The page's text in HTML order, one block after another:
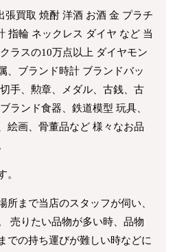
張買取 焼酎 洋酒 お酒 金 プラチ
指輪 ネックレス ダイヤ など 当
ラスの10万点以上 ダイヤモン
、ブランド時計 ブランドバッ
手、勲章、メダル、古銭、古
ランド食器、鉄道模型 玩具、
絵画、骨董品など 様々なお品
。
所まで当店のスタッフが伺い、
売りたい品物が多い時、品物
での持ち運びが難しい時などに